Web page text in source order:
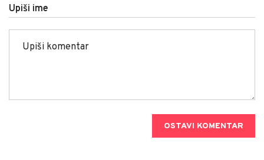
Upiši ime
OSTAVI KOMENTAR